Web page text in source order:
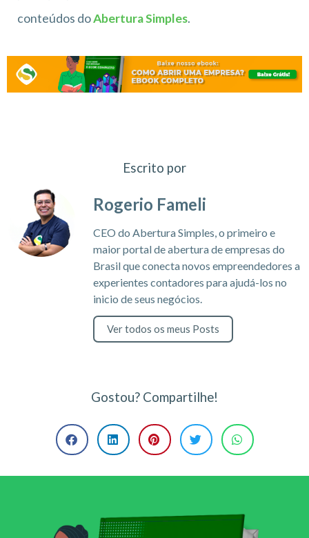
conteúdos doAbertura Simples.
Escrito por
Rogerio Fameli
CEO do Abertura Simples, o primeiro e
maior portal de abertura de empresas do
Brasil que conecta novos empreendedores a
experientes contadores para ajudá-los no
inicio de seus negócios.
Ver todos os meus Posts
Gostou? Compartilhe!